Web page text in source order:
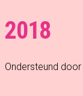
2018
Ondersteund door